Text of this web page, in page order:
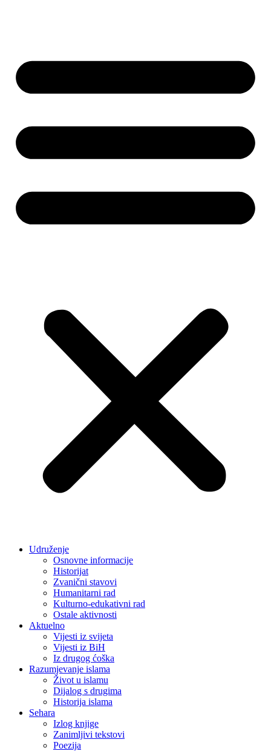
Udruženje
Osnovne informacije
Historijat
Zvanični stavovi
Humanitarni rad
Kulturno-edukativni rad
Ostale aktivnosti
Aktuelno
Vijesti iz svijeta
Vijesti iz BiH
Iz drugog ćoška
Razumjevanje islama
Život u islamu
Dijalog s drugima
Historija islama
Sehara
Izlog knjige
Zanimljivi tekstovi
Poezija